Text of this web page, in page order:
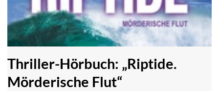
Thriller-Hörbuch: „Riptide.
Mörderische Flut“